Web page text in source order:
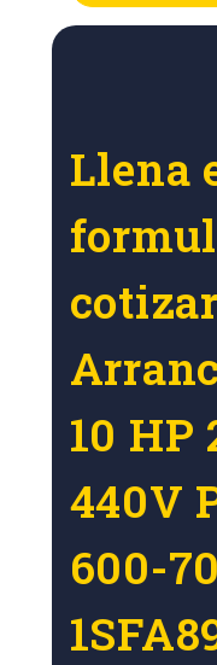
Llena
cotizar
10 HP
440V
600-70